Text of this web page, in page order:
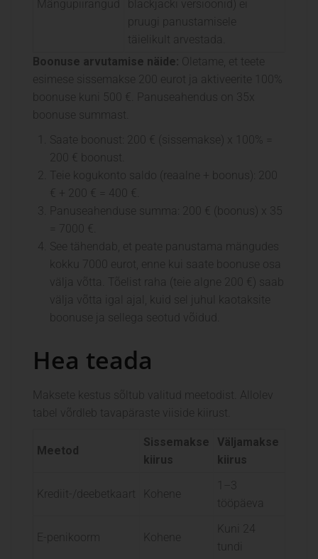
Mängupiirangud
blackjacki versioonid) ei
pruugi panustamisele
täielikult arvestada.
Boonuse arvutamise näide: Oletame, et teete
esimese sissemakse 200 eurot ja aktiveerite 100%
boonuse kuni 500 €. Panuseahendus on 35x
boonuse summast.
Saate boonust: 200 € (sissemakse) x 100% =
200 € boonust.
Teie kogukonto saldo (reaalne + boonus): 200
€ + 200 € = 400 €.
Panuseahenduse summa: 200 € (boonus) x 35
= 7000 €.
See tähendab, et peate panustama mängudes
kokku 7000 eurot, enne kui saate boonuse osa
välja võtta. Tõelist raha (teie algne 200 €) saab
välja võtta igal ajal, kuid sel juhul kaotaksite
boonuse ja sellega seotud võidud.
Hea teada
Maksete kestus sõltub valitud meetodist. Allolev
tabel võrdleb tavapäraste viiside kiirust.
Meetod
Sissemakse
kiirus
Väljamakse
kiirus
Krediit-/deebetkaart Kohene
1–3
tööpäeva
E-penikoorm Kohene
Kuni 24
tundi